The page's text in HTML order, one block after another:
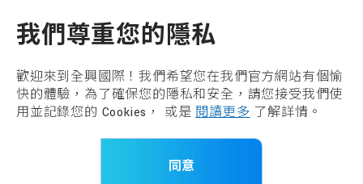
我們尊重您的隱私
歡迎來到全興國際！我們希望您在我們官方網站有個愉
快的體驗，為了確保您的隱私和安全，請您接受我們使
用並記錄您的 Cookies， 或是 閱讀更多 了解詳情。
同意
回到上一頁 基礎飼料
產品分類
產品品牌
合益牌鱸魚配合飼料